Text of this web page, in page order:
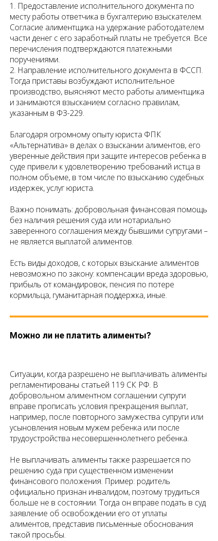
1. Предоставление исполнительного документа по
месту работы ответчика в бухгалтерию взыскателем.
Согласие алиментщика на удержание работодателем
части денег с его заработный платы не требуется. Все
перечисления подтверждаются платежными
поручениями.
2. Направление исполнительного документа в ФССП.
Тогда приставы возбуждают исполнительное
производство, выясняют место работы алиментщика
и занимаются взысканием согласно правилам,
указанным в ФЗ-229.
Благодаря огромному опыту юриста ФПК
«Альтернатива» в делах о взыскании алиментов, его
уверенные действия при защите интересов ребенка в
суде привели к удовлетворению требований истца в
полном объеме, в том числе по взысканию судебных
издержек, услуг юриста.
Важно понимать: добровольная финансовая помощь
без наличия решения суда или нотариально
заверенного соглашения между бывшими супругами –
не является выплатой алиментов.
Есть виды доходов, с которых взыскание алиментов
невозможно по закону: компенсации вреда здоровью,
прибыль от командировок, пенсия по потере
кормильца, гуманитарная поддержка, иные.
Можно ли не платить алименты?
Ситуации, когда разрешено не выплачивать алименты
регламентированы статьей 119 СК РФ. В
добровольном алиментном соглашении супруги
вправе прописать условия прекращения выплат,
например, после повторного замужества супруги или
усыновления новым мужем ребенка или после
трудоустройства несовершеннолетнего ребенка.
Не выплачивать алименты также разрешается по
решению суда при существенном изменении
финансового положения. Пример: родитель
официально признан инвалидом, поэтому трудиться
больше не в состоянии. Тогда он вправе подать в суд
заявление об освобождении его от уплаты
алиментов, представив письменные обоснования
такой просьбы.